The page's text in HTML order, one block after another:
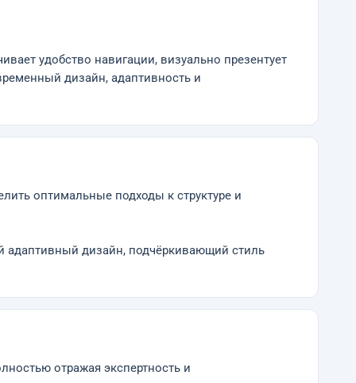
удобство навигации, визуально презентует
дизайн, адаптивность и
оптимальные подходы к структуре и
адаптивный дизайн, подчёркивающий стиль
отражая экспертность и